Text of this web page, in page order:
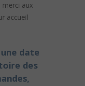
merci aux
accueil
date
des